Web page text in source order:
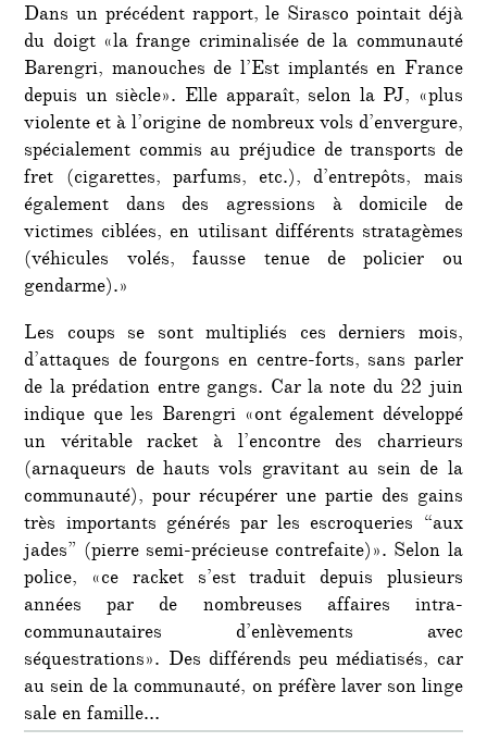
Dans un précédent rapport, le Sirasco pointait déjà
du doigt «la frange criminalisée de la communauté
Barengri, manouches de l’Est implantés en France
depuis un siècle». Elle apparaît, selon la PJ, «plus
violente et à l’origine de nombreux vols d’envergure,
spécialement commis au préjudice de transports de
fret (cigarettes, parfums, etc.), d’entrepôts, mais
également dans des agressions à domicile de
victimes ciblées, en utilisant différents stratagèmes
(véhicules volés, fausse tenue de policier ou
gendarme).»
Les coups se sont multipliés ces derniers mois,
d’attaques de fourgons en centre-forts, sans parler
de la prédation entre gangs. Car la note du 22 juin
indique que les Barengri «ont également développé
un véritable racket à l’encontre des charrieurs
(arnaqueurs de hauts vols gravitant au sein de la
communauté), pour récupérer une partie des gains
très importants générés par les escroqueries “aux
jades” (pierre semi-précieuse contrefaite)». Selon la
police, «ce racket s’est traduit depuis plusieurs
années par de nombreuses affaires intra-
communautaires d’enlèvements avec
séquestrations». Des différends peu médiatisés, car
au sein de la communauté, on préfère laver son linge
sale en famille…